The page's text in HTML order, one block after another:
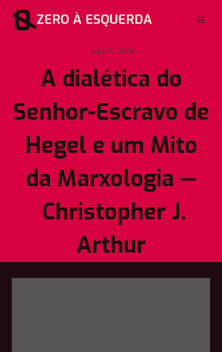
para
ZERO À ESQUERDA
junho 26, 2026
A dialética do
Senhor-Escravo de
Hegel e um Mito
da Marxologia —
Christopher J.
Arthur